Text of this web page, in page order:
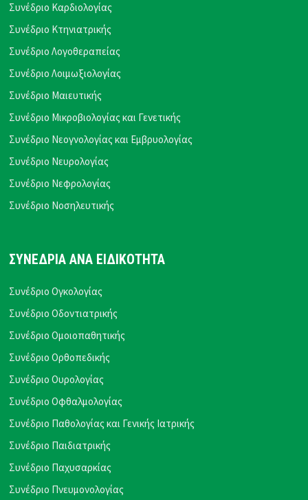
Συνέδριο Καρδιολογίας
Συνέδριο Κτηνιατρικής
Συνέδριο Λογοθεραπείας
Συνέδριο Λοιμωξιολογίας
Συνέδριο Μαιευτικής
Συνέδριο Μικροβιολογίας και Γενετικής
Συνέδριο Νεογνολογίας και Εμβρυολογίας
Συνέδριο Νευρολογίας
Συνέδριο Νεφρολογίας
Συνέδριο Νοσηλευτικής
ΣΥΝΕΔΡΙΑ ΑΝΑ ΕΙΔΙΚΟΤΗΤΑ
Συνέδριο Ογκολογίας
Συνέδριο Οδοντιατρικής
Συνέδριο Ομοιοπαθητικής
Συνέδριο Ορθοπεδικής
Συνέδριο Ουρολογίας
Συνέδριο Οφθαλμολογίας
Συνέδριο Παθολογίας και Γενικής Ιατρικής
Συνέδριο Παιδιατρικής
Συνέδριο Παχυσαρκίας
Συνέδριο Πνευμονολογίας